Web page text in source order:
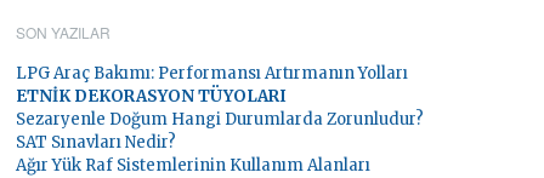
SON YAZILAR
LPG Araç Bakımı: Performansı Artırmanın Yolları
ETNİK DEKORASYON TÜYOLARI
Sezaryenle Doğum Hangi Durumlarda Zorunludur?
SAT Sınavları Nedir?
Ağır Yük Raf Sistemlerinin Kullanım Alanları